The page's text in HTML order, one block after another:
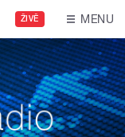
ŽIVĚ MENU